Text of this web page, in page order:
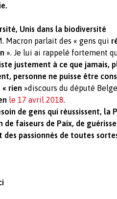
Unis dans la biodiversité
Macron parlait des « gens qui
». Je lui ai rappelé fortement
justement à ce que jamais,
personne ne puisse être
« rien »discours du député
le 17 avril 2018.
de gens qui réussissent, la
de faiseurs de Paix, de
passionnés de toutes